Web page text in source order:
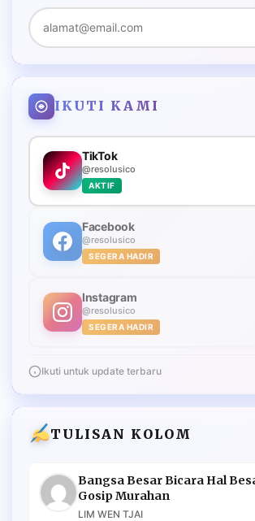
IKUTI KAMI
TikTok
@resolusico
AKTIF
Facebook
@resolusico
SEGERA HADIR
Instagram
@resolusico
SEGERA HADIR
Ikuti untuk update terbaru
TULISAN KOLOM
Bangsa Besar Bicara Hal
Gosip Murahan
LIM WEN TJAI